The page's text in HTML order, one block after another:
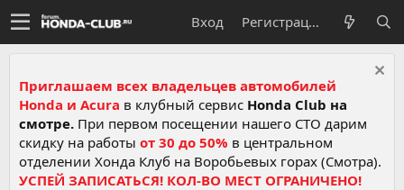
Вход Регистрация
Приглашаем всех владельцев автомобилей
Honda и Acura в клубный сервис Honda Club на
смотре. При первом посещении нашего СТО дарим
скидку на работы от 30 до 50% в центральном
отделении Хонда Клуб на Воробьевых горах (Смотра).
УСПЕЙ ЗАПИСАТЬСЯ! КОЛ-ВО МЕСТ ОГРАНИЧЕНО!